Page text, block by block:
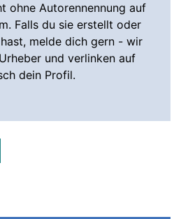
ohne Autorennennung auf
Falls du sie erstellt oder
melde dich gern - wir
und verlinken auf
dein Profil.